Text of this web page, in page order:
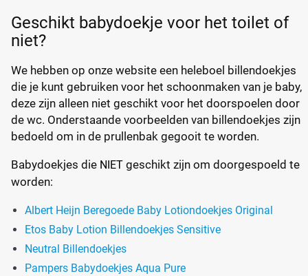
Geschikt babydoekje voor het toilet of
niet?
We hebben op onze website een heleboel billendoekjes
die je kunt gebruiken voor het schoonmaken van je baby,
deze zijn alleen niet geschikt voor het doorspoelen door
de wc. Onderstaande voorbeelden van billendoekjes zijn
bedoeld om in de prullenbak gegooit te worden.
Babydoekjes die NIET geschikt zijn om doorgespoeld te
worden:
Albert Heijn Beregoede Baby Lotiondoekjes Original
Etos Baby Lotion Billendoekjes Sensitive
Neutral Billendoekjes
Pampers Babydoekjes Aqua Pure